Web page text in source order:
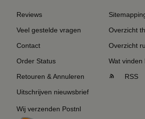
Reviews
Veel gestelde vragen
Contact
Order Status
Retouren & Annuleren
Uitschrijven nieuwsbrief
Wij verzenden Postnl
Overzicht
Overzicht
Wat vinden
RSS